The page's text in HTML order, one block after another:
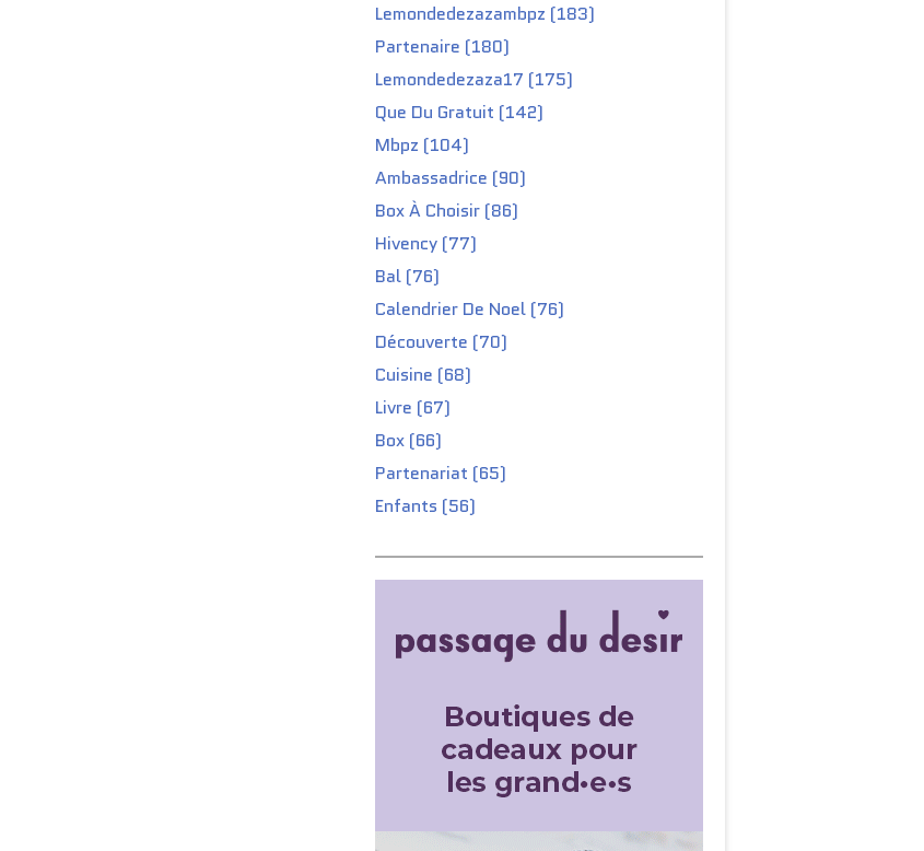
Lemondedezazambpz (183)
Partenaire (180)
Lemondedezaza17 (175)
Que Du Gratuit (142)
Mbpz (104)
Ambassadrice (90)
Box À Choisir (86)
Hivency (77)
Bal (76)
Calendrier De Noel (76)
Découverte (70)
Cuisine (68)
Livre (67)
Box (66)
Partenariat (65)
Enfants (56)